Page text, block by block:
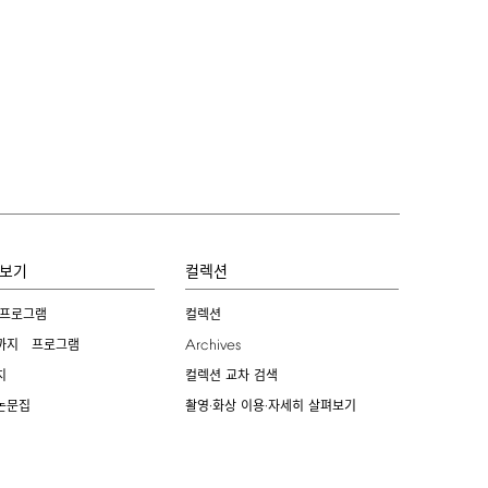
기
로그램
지 프로그램
문집
컬렉션
컬렉션
Archives
컬렉션 교차 검색
촬영·화상 이용·자세히 살펴보기